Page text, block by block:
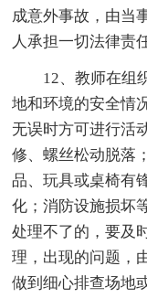
成意外事故，由当
人承担一切法律责
12、教师在组
地和环境的安全情
无误时方可进行活
修、螺丝松动脱落
品、玩具或桌椅有
化；消防设施损坏
处理不了的，要及
理，出现的问题，
做到细心排查场地